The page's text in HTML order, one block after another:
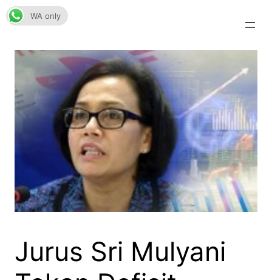
Skip
to
Jurus Sri Mulyani
WA only